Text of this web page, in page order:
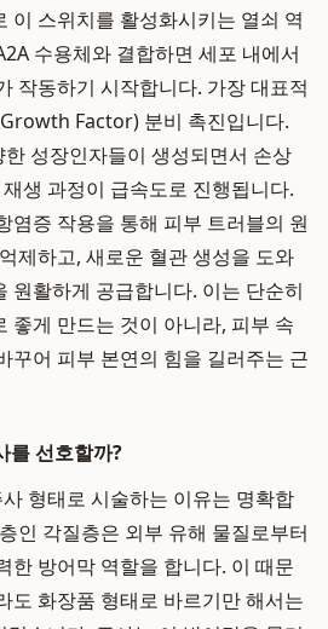
이 스위치를 활성화시키는 열쇠 역
수용체와 결합하면 세포 내에서
작동하기 시작합니다. 가장 대표적
Factor) 분비 촉진입니다.
한 성장인자들이 생성되면서 손상
생 과정이 급속도로 진행됩니다.
염증 작용을 통해 피부 트러블의 원
제하고, 새로운 혈관 생성을 도와
원활하게 공급합니다. 이는 단순히
좋게 만드는 것이 아니라, 피부 속
꾸어 피부 본연의 힘을 길러주는 근
를 선호할까?
형태로 시술하는 이유는 명확합
인 각질층은 외부 유해 물질로부터
한 방어막 역할을 합니다. 이 때문
도 화장품 형태로 바르기만 해서는